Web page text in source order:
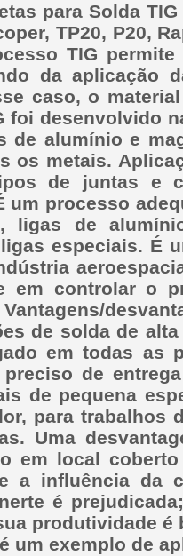
para Solda
TP20, P20,
TIG
da aplicação
caso, o
foi desenvolvido
de alumínio e
os metais.
de juntas e
um processo
ligas de
especiais. É
em controlar o
de solda de
em todas as
de
de pequena
para trabalhos
Uma
em local
a influência da
é
produtividade é
um exemplo de